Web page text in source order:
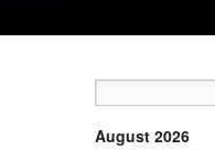
August 2026